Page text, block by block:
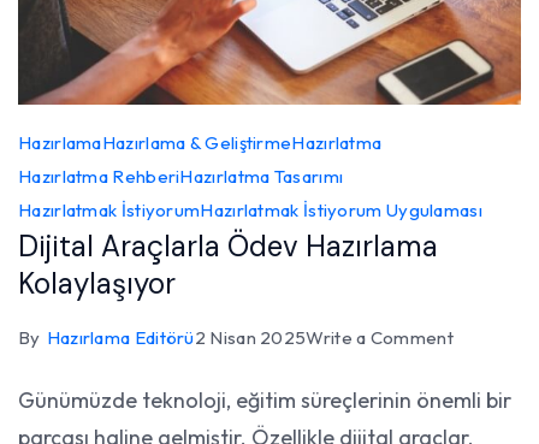
HazırlamaHazırlama & GeliştirmeHazırlatma
Hazırlatma RehberiHazırlatma Tasarımı
Hazırlatmak İstiyorumHazırlatmak İstiyorum Uygulaması
Dijital Araçlarla Ödev Hazırlama
Kolaylaşıyor
By Hazırlama Editörü2 Nisan 2025Write a Commenton
Araçlarla
Ödev
Günümüzde teknoloji, eğitim süreçlerinin önemli bir
parçası haline gelmiştir. Özellikle dijital araçlar,